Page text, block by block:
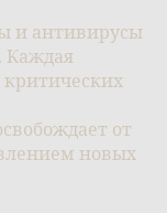
и антивирусы
Каждая
от
новых